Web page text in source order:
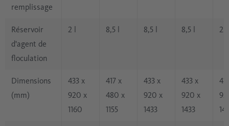
remplissage
Réservoir
d'agent de
floculation
2 l 8,5 l 8,5 l 8,5 l
Dimensions
(mm)
433 x
920 x
1160
417 x
480 x
1155
433 x
920 x
1433
433 x
920 x
1433